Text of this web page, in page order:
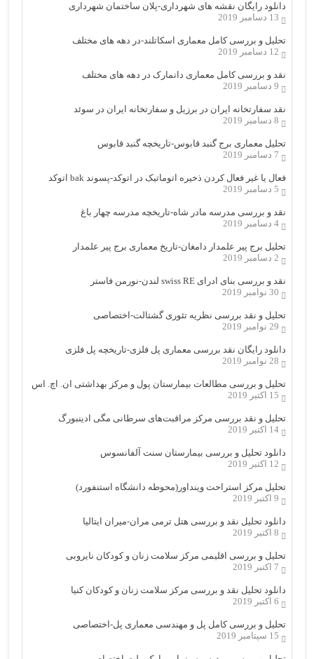
دانلود رایگان نقشه های شهرداری-پلان ساختمان شهرداری
13 دسامبر 2019
تحلیل و بررسی کامل معماری اسکاتلند-در دهه های مختلف
12 دسامبر 2019
نقد و بررسی کامل معماری دانمارک در دهه های مختلف
9 دسامبر 2019
نقد سفارتخانه ایران در برزیل و سفارتخانه ایران در سوئد
8 دسامبر 2019
تحلیل معماری برج گنبد قابوس-تاریخچه گنبد قابوس
7 دسامبر 2019
فعال یا غیر فعال کردن ذخیره اتوماتیک در اتوکد-پسوند bak اتوکد
5 دسامبر 2019
نقد و بررسی مدرسه مادر شاه-تاریخچه مدرسه چهار باغ
4 دسامبر 2019
تحلیل برج پیر علمدار دامغان-تاریخ معماری برج پیر علمدار
2 دسامبر 2019
نقد و بررسی بنای ادرای swiss RE لندن-نورمن فاستر
30 نوامبر 2019
تحلیل و نقد بررسی نظریه تئوری گشتالت-اختصاصی
29 نوامبر 2019
دانلود رایگان نقد بررسی معماری پل فلزی-تاریخچه پل فلزی
28 نوامبر 2019
تحلیل و بررسی مطالعات بیمارستان پول و مرکز بهداشتی ان. اچ. اس
15 اکتبر 2019
تحلیل و نقد بررسی مرکز مراقبت‌های سرطانی مگی ادینبورگ
14 اکتبر 2019
دانلود تحلیل و بررسی بیمارستان سنت آلفانسوس
12 اکتبر 2019
تحلیل مرکز استراحت وینداور(محوطه دانشگاه استنفورد)
9 اکتبر 2019
دانلود تحلیل نقد و بررسی هتل ترمی مران-میران ایتالیا
8 اکتبر 2019
تحلیل و بررسی اقلیمی مرکز سلامت زنان و کودکان نایروبی
7 اکتبر 2019
دانلود تحلیل نقد و بررسی مرکز سلامت زنان و کودکان کنیا
6 اکتبر 2019
تحلیل و بررسی کامل پل و مهندسی معماری پل-اختصاصی
15 سپتامبر 2019